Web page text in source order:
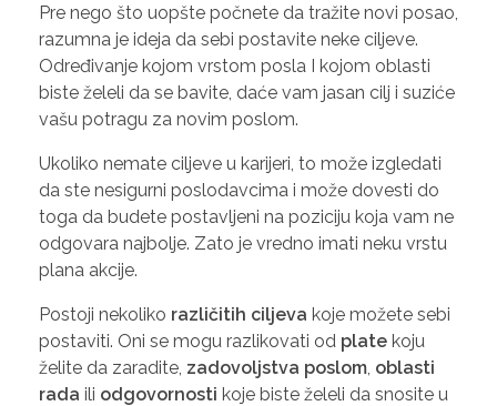
Pre nego što uopšte počnete da tražite novi posao,
razumna je ideja da sebi postavite neke ciljeve.
Određivanje kojom vrstom posla I kojom oblasti
biste želeli da se bavite, daće vam jasan cilj i suziće
vašu potragu za novim poslom.
Ukoliko nemate ciljeve u karijeri, to može izgledati
da ste nesigurni poslodavcima i može dovesti do
toga da budete postavljeni na poziciju koja vam ne
odgovara najbolje. Zato je vredno imati neku vrstu
plana akcije.
Postoji nekoliko različitih ciljeva koje možete sebi
postaviti. Oni se mogu razlikovati od plate koju
želite da zaradite, zadovoljstva poslom oblasti
rada ili odgovornosti koje biste želeli da snosite u